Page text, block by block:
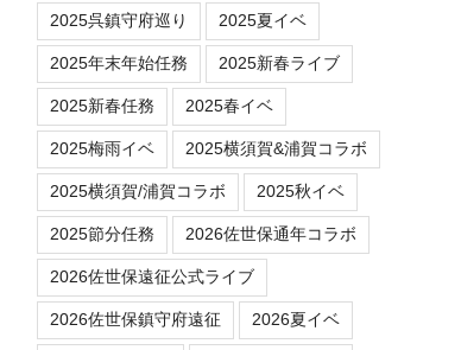
2025呉鎮守府巡り 2025夏イベ
2025年末年始任務 2025新春ライブ
2025新春任務 2025春イベ
2025梅雨イベ 2025横須賀&浦賀コラボ
2025横須賀/浦賀コラボ 2025秋イベ
2025節分任務 2026佐世保通年コラボ
2026佐世保遠征公式ライブ
2026佐世保鎮守府遠征 2026夏イベ